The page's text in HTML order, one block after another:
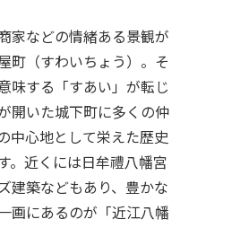
家などの情緒ある景観が
町（すわいちょう）。そ
味する「すあい」が転じ
開いた城下町に多くの仲
中心地として栄えた歴史
。近くには日牟禮八幡宮
建築などもあり、豊かな
画にあるのが「近江八幡